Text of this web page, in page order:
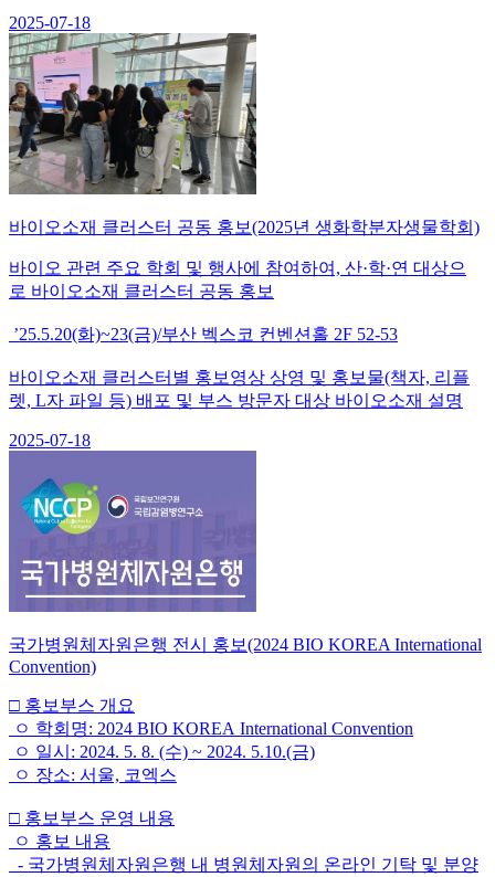
2025-07-18
바이오소재 클러스터 공동 홍보(2025년 생화학분자생물학회)
바이오 관련 주요 학회 및 행사에 참여하여, 산·학·연 대상으
로 바이오소재 클러스터 공동 홍보
’25.5.20(화)~23(금)/부산 벡스코 컨벤션홀 2F 52-53
바이오소재 클러스터별 홍보영상 상영 및 홍보물(책자, 리플
렛, L자 파일 등) 배포 및 부스 방문자 대상 바이오소재 설명
2025-07-18
국가병원체자원은행 전시 홍보(2024 BIO KOREA International
Convention)
□ 홍보부스 개요
ㅇ 학회명: 2024 BIO KOREA International Convention
ㅇ 일시: 2024. 5. 8. (수) ~ 2024. 5.10.(금)
ㅇ 장소: 서울, 코엑스
□ 홍보부스 운영 내용
ㅇ 홍보 내용
- 국가병원체자원은행 내 병원체자원의 온라인 기탁 및 분양